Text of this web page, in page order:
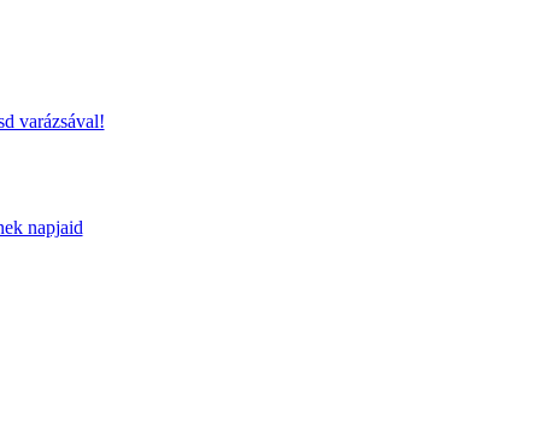
varázsával!
napjaid